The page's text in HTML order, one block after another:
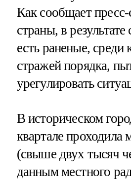
Как сообщает
страны, в
есть раненые, среди
стражей порядка,
урегулировать
В историческом
квартале проходила
(свыше двух тысяч
данным местного